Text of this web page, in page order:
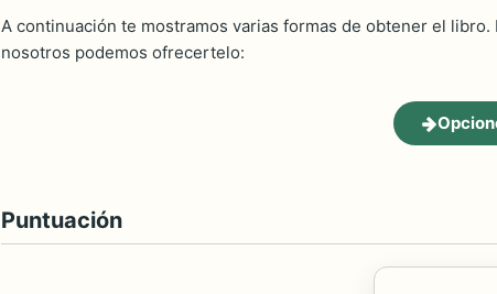
A continuación te mostramos varias formas de obtener el
nosotros podemos ofrecertelo:
Puntuación